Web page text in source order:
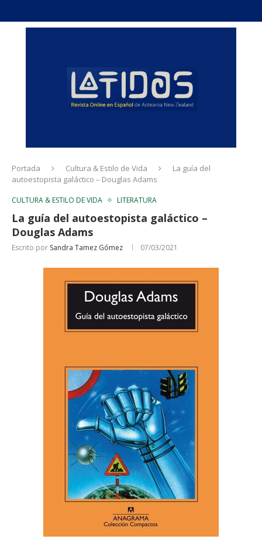
Portada Cultura & Estilo de Vida
La guía del
autoestopista galáctico – Douglas Adams
CULTURA & ESTILO DE VIDA LITERATURA
La guía del autoestopista galáctico –
Douglas Adams
Escrito por Sandra Tamez Gómez 07/03/2021